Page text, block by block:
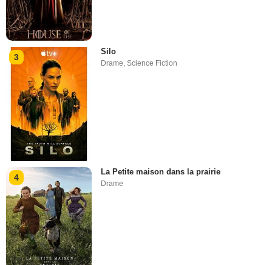
3
Silo
Drame,Science Fiction
4
La Petite maison dans la prairie
Drame